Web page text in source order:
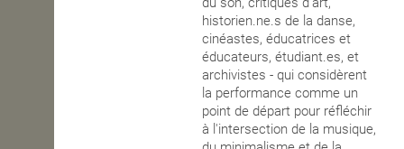
historien.ne.s de la danse,
cinéastes, éducatrices et
éducateurs, étudiant.es, et
archivistes - qui considèrent
la performance comme un
point de départ pour réfléchir
à l'intersection de la musique,